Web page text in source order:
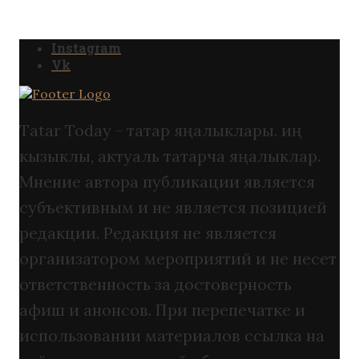
Instagram
Vk
Tatar Today - татар яңалыклары. иң
кызыклы, актуаль татарча яңалыклар.
Мнение автора публикации является
субъективным и не является позицией
редакции. Редакция не является
организатором мероприятий и не несет
ответственность за достоверность
афиш и анонсов. При перепечатке и
использовании материалов ссылка на